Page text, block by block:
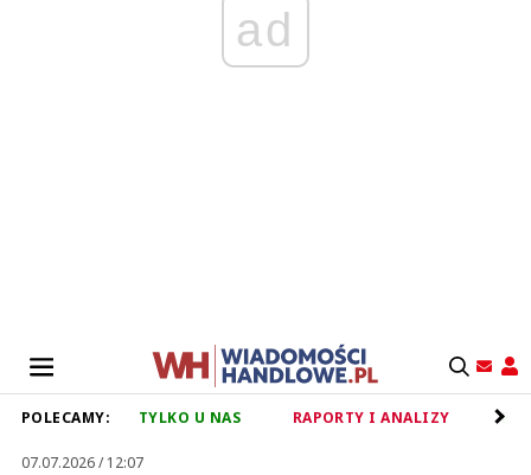
ad
POLECAMY: TYLKO U NAS RAPORTY I ANALIZY
07.07.2026 / 12:07